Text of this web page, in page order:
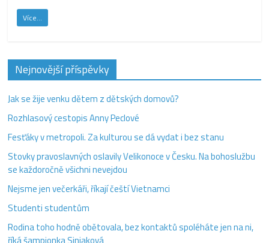
Více...
Nejnovější příspěvky
Jak se žije venku dětem z dětských domovů?
Rozhlasový cestopis Anny Peclové
Fesťáky v metropoli. Za kulturou se dá vydat i bez stanu
Stovky pravoslavných oslavily Velikonoce v Česku. Na bohoslužbu
se každoročně všichni nevejdou
Nejsme jen večerkáři, říkají čeští Vietnamci
Studenti studentům
Rodina toho hodně obětovala, bez kontaktů spoléháte jen na ni,
říká šampionka Siniaková